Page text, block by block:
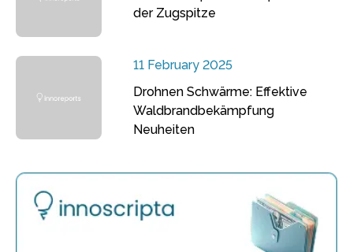
der Zugspitze
11 February 2025
Drohnen Schwärme: Effektive
Waldbrandbekämpfung
Neuheiten